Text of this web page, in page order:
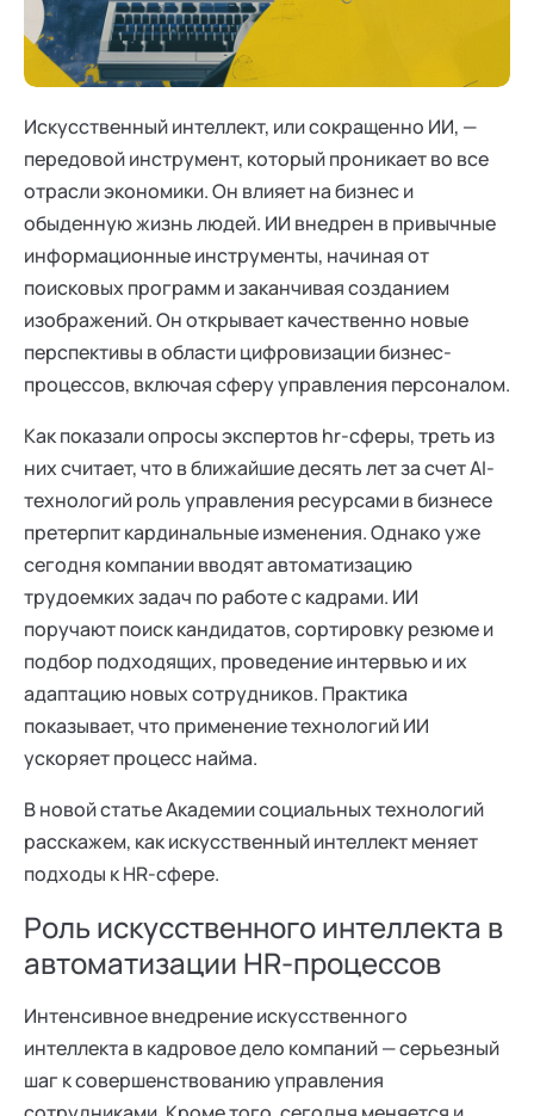
Искусственный интеллект, или сокращенно ИИ, —
передовой инструмент, который проникает во все
отрасли экономики. Он влияет на бизнес и
обыденную жизнь людей. ИИ внедрен в привычные
информационные инструменты, начиная от
поисковых программ и заканчивая созданием
изображений. Он открывает качественно новые
перспективы в области цифровизации бизнес-
процессов, включая сферу управления персоналом.
Как показали опросы экспертов hr-сферы, треть из
них считает, что в ближайшие десять лет за счет AI-
технологий роль управления ресурсами в бизнесе
претерпит кардинальные изменения. Однако уже
сегодня компании вводят автоматизацию
трудоемких задач по работе с кадрами. ИИ
поручают поиск кандидатов, сортировку резюме и
подбор подходящих, проведение интервью и их
адаптацию новых сотрудников. Практика
показывает, что применение технологий ИИ
ускоряет процесс найма.
В новой статье Академии социальных технологий
расскажем, как искусственный интеллект меняет
подходы к HR-сфере.
Роль искусственного интеллекта в
автоматизации HR-процессов
Интенсивное внедрение искусственного
интеллекта в кадровое дело компаний — серьезный
шаг к совершенствованию управления
Профессионалам
Поддержка
Режим работы и тп